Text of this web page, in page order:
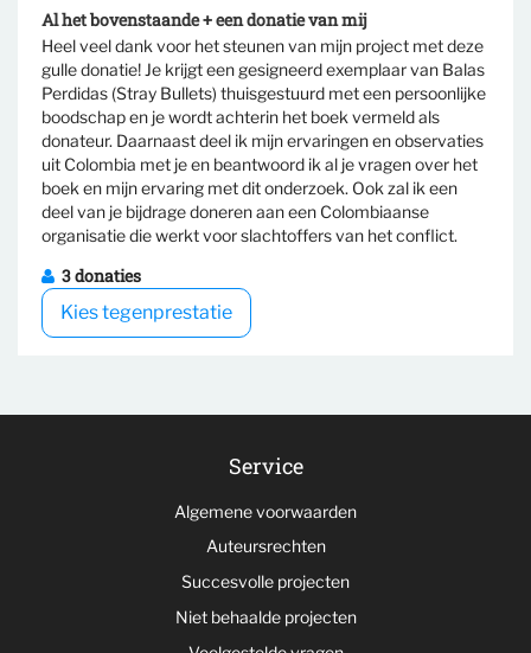
Al het bovenstaande + een donatie van mij
Heel veel dank voor het steunen van mijn project met deze
gulle donatie! Je krijgt een gesigneerd exemplaar van Balas
Perdidas (Stray Bullets) thuisgestuurd met een persoonlijke
boodschap en je wordt achterin het boek vermeld als
donateur. Daarnaast deel ik mijn ervaringen en observaties
uit Colombia met je en beantwoord ik al je vragen over het
boek en mijn ervaring met dit onderzoek. Ook zal ik een
deel van je bijdrage doneren aan een Colombiaanse
organisatie die werkt voor slachtoffers van het conflict.
3 donaties
Kies tegenprestatie
Selecteer tegenprestatie
Service
Algemene voorwaarden
Auteursrechten
Succesvolle projecten
Niet behaalde projecten